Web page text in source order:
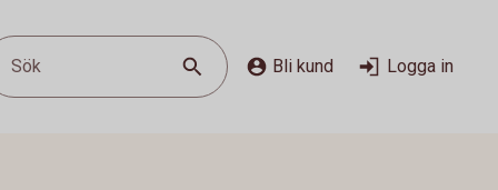
Sök Bli kund Logga in